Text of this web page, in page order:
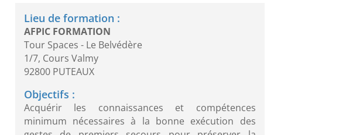
Lieu de formation :
AFPIC FORMATION
Tour Spaces - Le Belvédère
1/7, Cours Valmy
92800 PUTEAUX
Objectifs :
Acquérir les connaissances et compétences
minimum nécessaires à la bonne exécution des